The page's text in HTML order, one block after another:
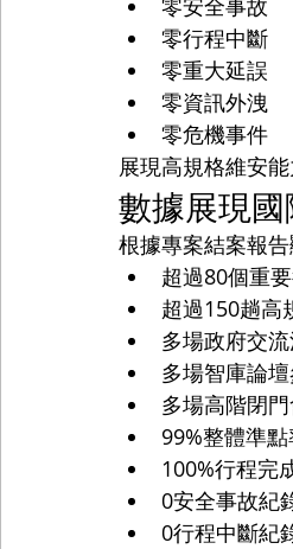
零安全事故
零行程中斷
零重大延誤
零資訊外洩
零危機事件
展現高規格維安能
數據展現
根據專案結案報告
超過80個重
超過150趟高
多場政府交
多場智庫論
多場高階閉
99%整體準
100%行程完
0安全事故紀
0行程中斷紀